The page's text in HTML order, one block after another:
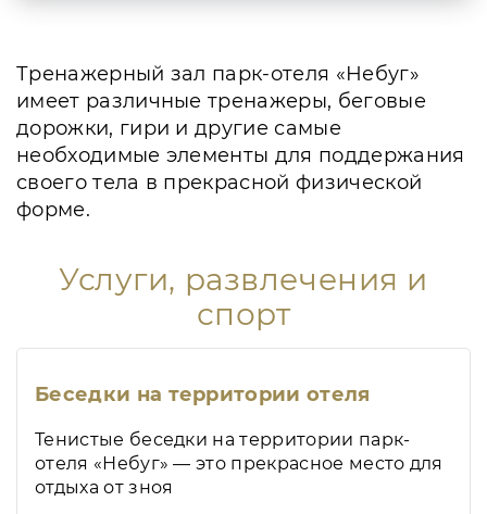
Тренажерный зал парк-отеля «Небуг»
имеет различные тренажеры, беговые
дорожки, гири и другие самые
необходимые элементы для поддержания
своего тела в прекрасной физической
форме.
Услуги, развлечения и
спорт
Беседки на территории отеля
Тенистые беседки на территории парк-
отеля «Небуг» — это прекрасное место для
отдыха от зноя